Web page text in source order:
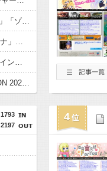
【リトルアーモリー】「シューティングレンジA」「ゾンビハンターセットA 」「M870MCSタイプ」プラモデル【再販予約開始】
【アークナイツ】Cutiesシリーズ「アンジェリーナ」「テキーラ」デフォルメフィギュア【予約開始】
【ガンダムSEED】バンプレスト「ラクス・クライン」「カガリ・ユラ・アスハ」プライズフィギュア【彩色原型公開】
【魂ネイションズ】イベント「TAMASHII NATION 2026」開催決定、「開催記念商品」も公開！
1793
2197
4